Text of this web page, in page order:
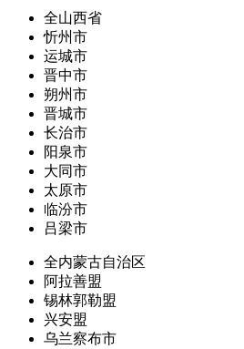
全山西省
忻州市
运城市
晋中市
朔州市
晋城市
长治市
阳泉市
大同市
太原市
临汾市
吕梁市
全内蒙古自治区
阿拉善盟
锡林郭勒盟
兴安盟
乌兰察布市